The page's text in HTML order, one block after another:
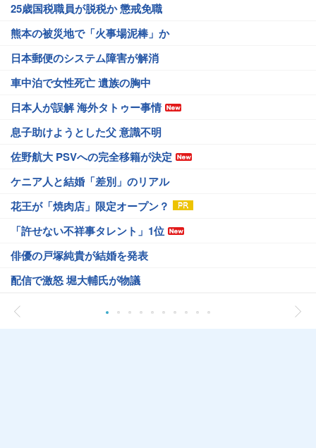
25歳国税職員が脱税か 懲戒免職
熊本の被災地で「火事場泥棒」か
日本郵便のシステム障害が解消
車中泊で女性死亡 遺族の胸中
日本人が誤解 海外タトゥー事情
息子助けようとした父 意識不明
佐野航大 PSVへの完全移籍が決定
ケニア人と結婚「差別」のリアル
花王が「焼肉店」限定オープン？
「許せない不祥事タレント」1位
俳優の戸塚純貴が結婚を発表
配信で激怒 堀大輔氏が物議